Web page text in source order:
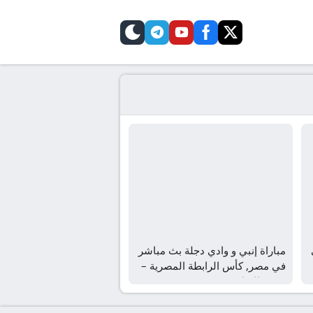
twitter
facebook
youtube
telegram
skin
مباراة إنبي و وادي دجلة بث مباشر
في مصر, كأس الرابطة المصرية –
نصف النهائي